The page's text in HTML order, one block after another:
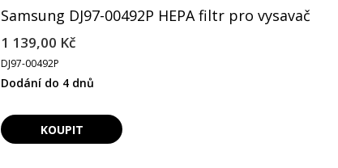
Samsung DJ97-00492P HEPA filtr pro vysavač
1 139,00 Kč
DJ97-00492P
Dodání do 4 dnů